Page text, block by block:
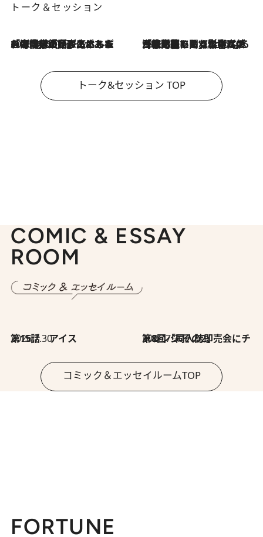
トーク＆セッション
2026.8.3
「今後値上げがあるとすれば…」「リスクがあるのは今年の冬」エネルギー専門家が語る、ホルムズ海峡封鎖が家庭にもたらす“ある心配” 2026.8.3
「住宅建てられない…」「サーチャージ料の高値が続いている」ホルムズ海峡封鎖による影響はいつまで続く？《エネルギー専門家に聞く“どうなる日本の暮らし”》
トーク&セッション TOP
COMIC & ESSAY
ROOM
2026.7.30
第15話 アイス 2026.7.30
第8回「同人誌即売会にチャレンジ その2」
コミック＆エッセイルームTOP
FORTUNE